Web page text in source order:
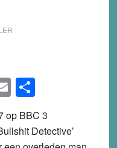
EmailShare
op BBC 3
Detective’